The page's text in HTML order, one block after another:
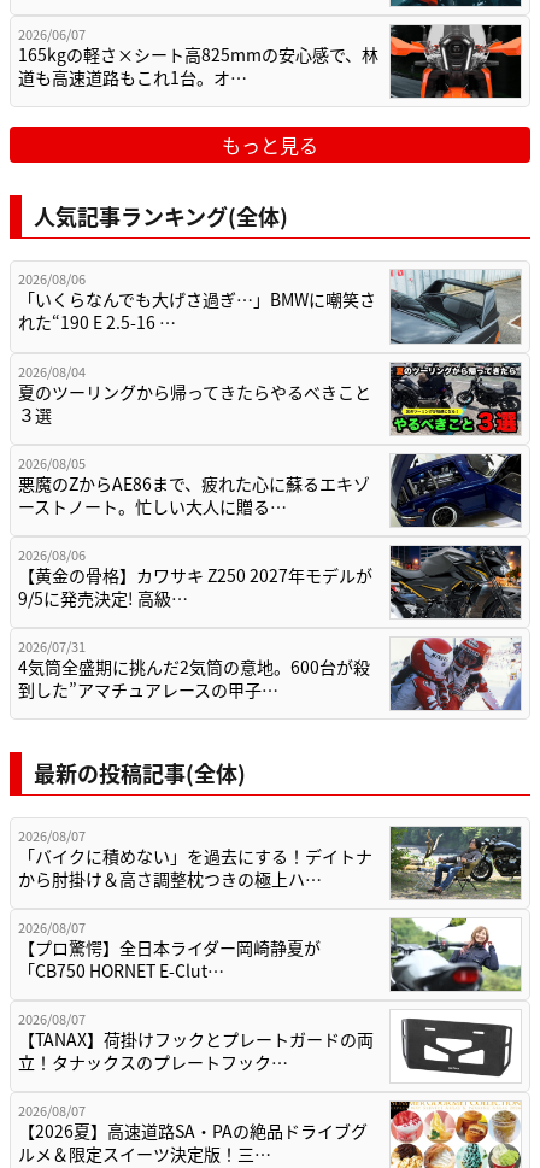
2026/06/07
165kgの軽さ×シート高825mmの安心感で、林
道も高速道路もこれ1台。オ…
もっと見る
人気記事ランキング(全体)
2026/08/06
「いくらなんでも大げさ過ぎ…」BMWに嘲笑さ
れた“190 E 2.5-16 …
2026/08/04
夏のツーリングから帰ってきたらやるべきこと
３選
2026/08/05
悪魔のZからAE86まで、疲れた心に蘇るエキゾ
ーストノート。忙しい大人に贈る…
2026/08/06
【黄金の骨格】カワサキ Z250 2027年モデルが
9/5に発売決定! 高級…
2026/07/31
4気筒全盛期に挑んだ2気筒の意地。600台が殺
到した”アマチュアレースの甲子…
最新の投稿記事(全体)
2026/08/07
「バイクに積めない」を過去にする！デイトナ
から肘掛け＆高さ調整枕つきの極上ハ…
2026/08/07
【プロ驚愕】全日本ライダー岡崎静夏が
「CB750 HORNET E-Clut…
2026/08/07
【TANAX】荷掛けフックとプレートガードの両
立！タナックスのプレートフック…
2026/08/07
【2026夏】高速道路SA・PAの絶品ドライブグ
ルメ＆限定スイーツ決定版！三…